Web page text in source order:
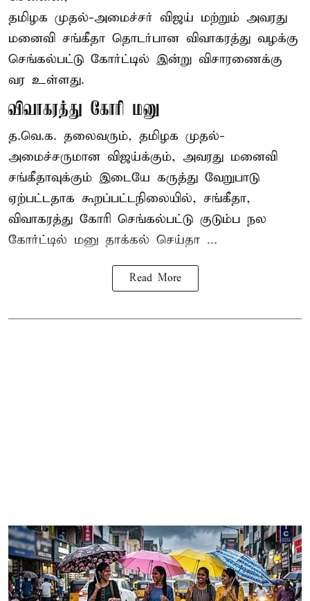
தமிழக முதல்-அமைச்சர் விஜய் மற்றும் அவரது
மனைவி சங்கீதா தொடர்பான விவாகரத்து வழக்கு
செங்கல்பட்டு கோர்ட்டில் இன்று விசாரணைக்கு
வர உள்ளது.
விவாகரத்து கோரி மனு
த.வெ.க. தலைவரும், தமிழக முதல்-
அமைச்சருமான விஜய்க்கும், அவரது மனைவி
சங்கீதாவுக்கும் இடையே கருத்து வேறுபாடு
ஏற்பட்டதாக கூறப்பட்டநிலையில், சங்கீதா,
விவாகரத்து கோரி செங்கல்பட்டு குடும்ப நல
கோர்ட்டில் மனு தாக்கல் செய்தா ...
Read More